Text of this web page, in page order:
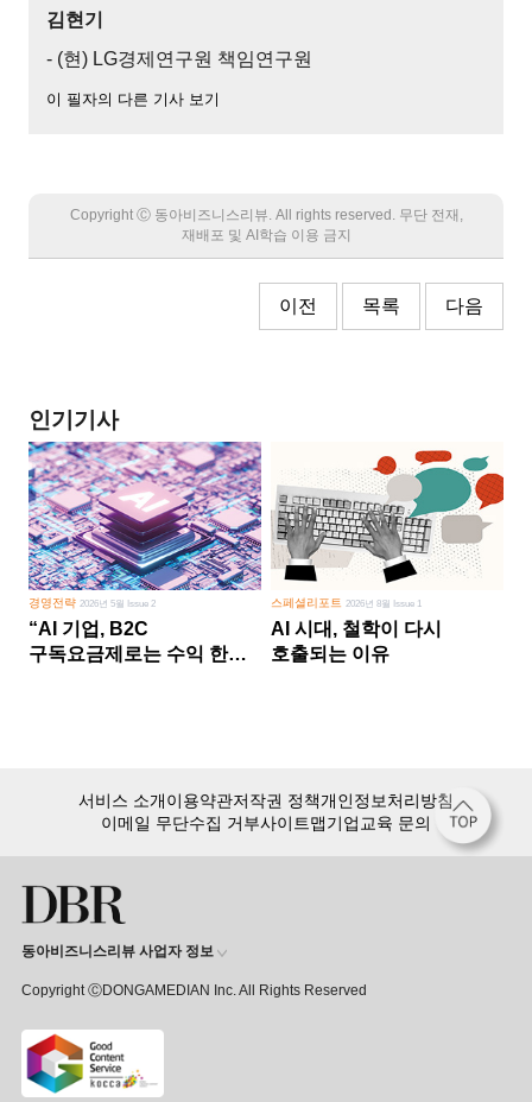
김현기
- (현) LG경제연구원 책임연구원
이 필자의 다른 기사 보기
Copyright Ⓒ 동아비즈니스리뷰. All rights reserved. 무단 전재,
재배포 및 AI학습 이용 금지
이전 목록 다음
인기기사
경영전략 2026년 5월 Issue 2
“AI 기업, B2C
구독요금제로는 수익 한계
스페셜리포트 2026년 8월 Issue 1
AI 시대, 철학이 다시
호출되는 이유
15,000여 건의 DBR 콘텐츠를
서비스 소개이용약관저작권 정책개인정보처리방침
이메일 무단수집 거부사이트맵기업교육 문의
동아비즈니스리뷰 사업자 정보
Copyright ⒸDONGAMEDIAN Inc. All Rights Reserved